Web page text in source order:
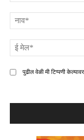
पुढील वेळी मी टिप्पणी